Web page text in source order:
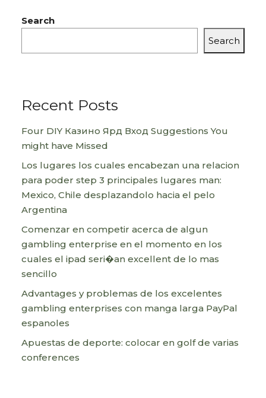
Search
Search
Recent Posts
Four DIY Казино Ярд Вход Suggestions You
might have Missed
Los lugares los cuales encabezan una relacion
para poder step 3 principales lugares man:
Mexico, Chile desplazandolo hacia el pelo
Argentina
Comenzar en competir acerca de algun
gambling enterprise en el momento en los
cuales el ipad seri�an excellent de lo mas
sencillo
Advantages y problemas de los excelentes
gambling enterprises con manga larga PayPal
espanoles
Apuestas de deporte: colocar en golf de varias
conferences